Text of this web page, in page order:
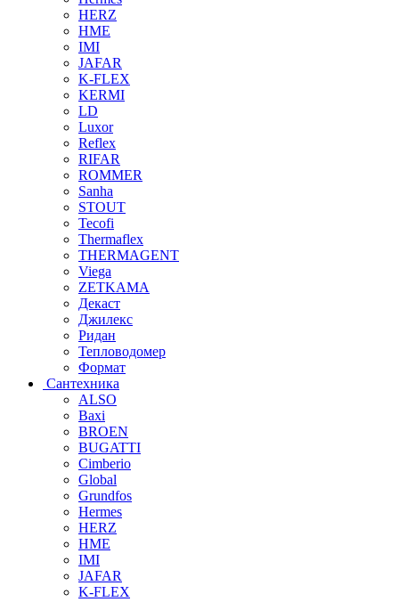
HERZ
HME
IMI
JAFAR
K-FLEX
KERMI
LD
Luxor
Reflex
RIFAR
ROMMER
Sanha
STOUT
Tecofi
Thermaflex
THERMAGENT
Viega
ZETKAMA
Декаст
Джилекс
Ридан
Тепловодомер
Формат
Сантехника
ALSO
Baxi
BROEN
BUGATTI
Cimberio
Global
Grundfos
Hermes
HERZ
HME
IMI
JAFAR
K-FLEX